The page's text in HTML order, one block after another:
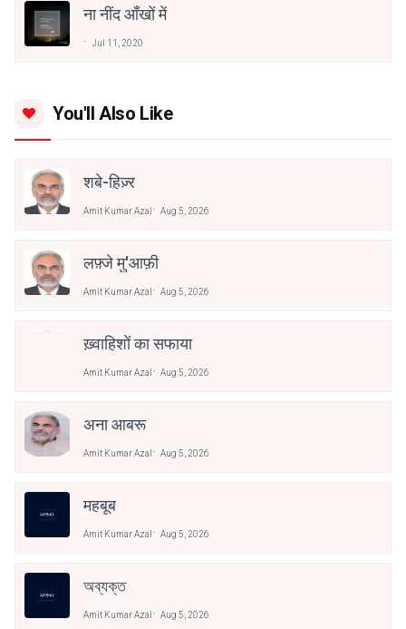
ना नींद आँखों में
Jul 11, 2020
You'll Also Like
शबे-हिज़्र
Amit Kumar Azal Aug 5, 2026
लफ़्जे मु'आफ़ी
Amit Kumar Azal Aug 5, 2026
ख़्वाहिशों का सफाया
Amit Kumar Azal Aug 5, 2026
अना आबरू
Amit Kumar Azal Aug 5, 2026
महबूब
Amit Kumar Azal Aug 5, 2026
অব্যক্ত
Amit Kumar Azal Aug 5, 2026